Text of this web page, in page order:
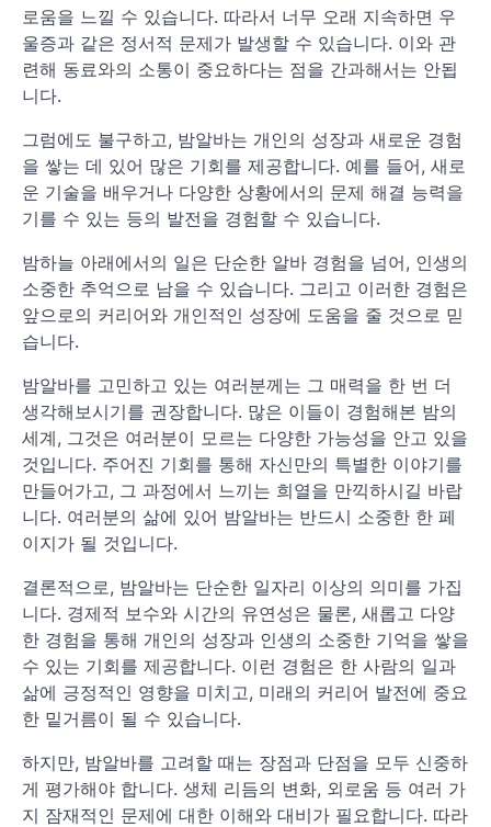
로움을 느낄 수 있습니다. 따라서 너무 오래 지속하면 우
울증과 같은 정서적 문제가 발생할 수 있습니다. 이와 관
련해 동료와의 소통이 중요하다는 점을 간과해서는 안됩
니다.
그럼에도 불구하고, 밤알바는 개인의 성장과 새로운 경험
을 쌓는 데 있어 많은 기회를 제공합니다. 예를 들어, 새로
운 기술을 배우거나 다양한 상황에서의 문제 해결 능력을
기를 수 있는 등의 발전을 경험할 수 있습니다.
밤하늘 아래에서의 일은 단순한 알바 경험을 넘어, 인생의
소중한 추억으로 남을 수 있습니다. 그리고 이러한 경험은
앞으로의 커리어와 개인적인 성장에 도움을 줄 것으로 믿
습니다.
밤알바를 고민하고 있는 여러분께는 그 매력을 한 번 더
생각해보시기를 권장합니다. 많은 이들이 경험해본 밤의
세계, 그것은 여러분이 모르는 다양한 가능성을 안고 있을
것입니다. 주어진 기회를 통해 자신만의 특별한 이야기를
만들어가고, 그 과정에서 느끼는 희열을 만끽하시길 바랍
니다. 여러분의 삶에 있어 밤알바는 반드시 소중한 한 페
이지가 될 것입니다.
결론적으로, 밤알바는 단순한 일자리 이상의 의미를 가집
니다. 경제적 보수와 시간의 유연성은 물론, 새롭고 다양
한 경험을 통해 개인의 성장과 인생의 소중한 기억을 쌓을
수 있는 기회를 제공합니다. 이런 경험은 한 사람의 일과
삶에 긍정적인 영향을 미치고, 미래의 커리어 발전에 중요
한 밑거름이 될 수 있습니다.
하지만, 밤알바를 고려할 때는 장점과 단점을 모두 신중하
게 평가해야 합니다. 생체 리듬의 변화, 외로움 등 여러 가
지 잠재적인 문제에 대한 이해와 대비가 필요합니다. 따라